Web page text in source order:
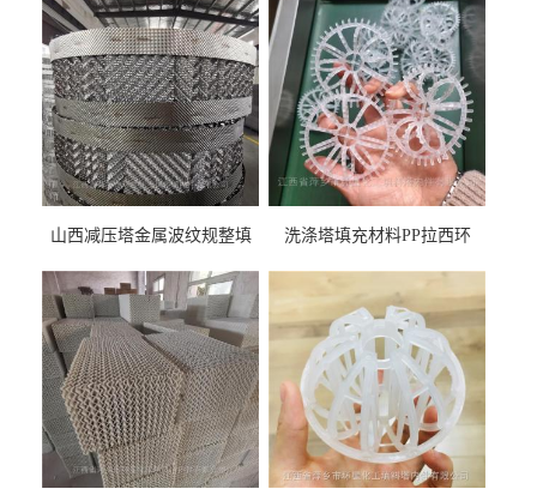
山西减压塔金属波纹规整填
料
洗涤塔填充材料PP拉西环